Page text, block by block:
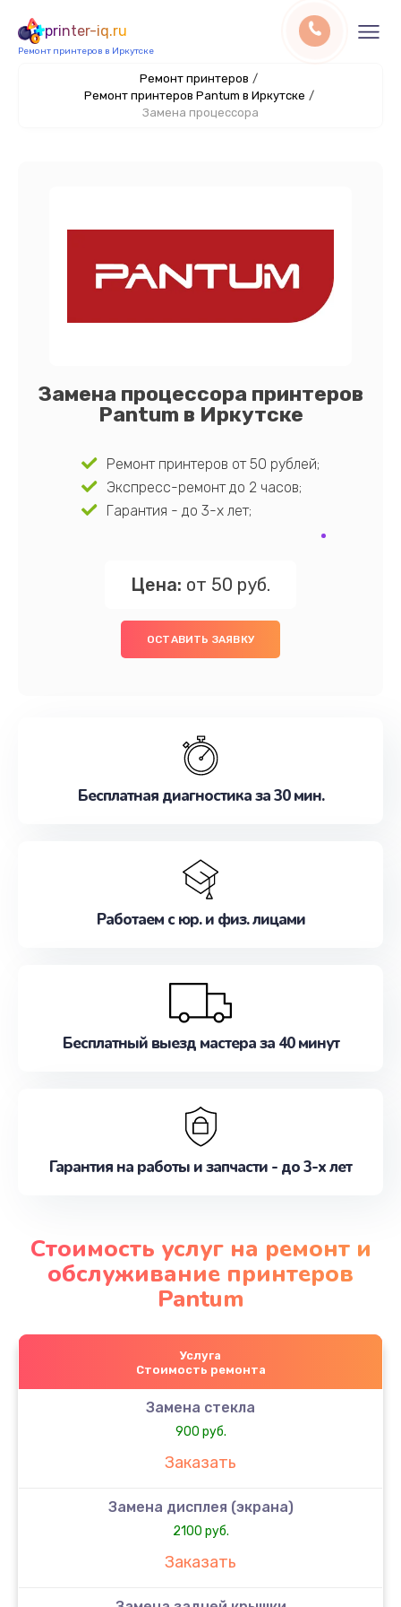
printer-iq.ru
Ремонт принтеров в Иркутске
Ремонт принтеров /
Ремонт принтеров Pantum в Иркутске /
Замена процессора
Замена процессора принтеров
Pantum в Иркутске
Ремонт принтеров от 50 рублей;
Экспресс-ремонт до 2 часов;
Гарантия - до 3-х лет;
Цена: от 50 руб.
ОСТАВИТЬ ЗАЯВКУ
Бесплатная диагностика за 30 мин.
Работаем с юр. и физ. лицами
Бесплатный выезд мастера за 40 минут
Гарантия на работы и запчасти - до 3-х лет
Стоимость услуг на ремонт и
обслуживание принтеров
Pantum
Услуга
Стоимость ремонта
Замена стекла
900 руб.
Заказать
Замена дисплея (экрана)
2100 руб.
Заказать